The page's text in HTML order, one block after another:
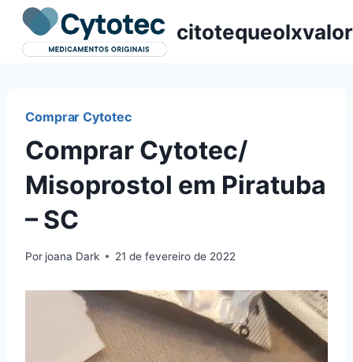
Pular
para
citotequeolxvalor
Comprar Cytotec
Comprar Cytotec/
Misoprostol em Piratuba
– SC
Por joana Dark 21 de fevereiro de 2022